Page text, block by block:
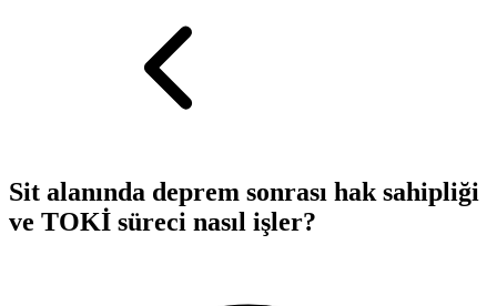
Sit alanında deprem sonrası hak sahipliği
ve TOKİ süreci nasıl işler?